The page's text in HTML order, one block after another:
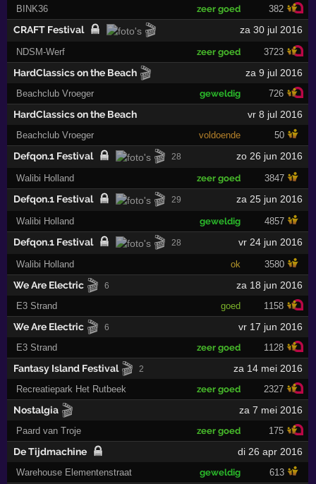
BINK36 zeer goed 382
CRAFT Festival 🎬 za 30 jul 2016
NDSM-Werf zeer goed 3723
HardClassics on the Beach 🎬 za 9 jul 2016
Beachclub Vroeger geweldig 726
HardClassics on the Beach vr 8 jul 2016
Beachclub Vroeger voldoende 50
Defqon.1 Festival 🎬 28 zo 26 jun 2016
Walibi Holland zeer goed 3847
Defqon.1 Festival 🎬 29 za 25 jun 2016
Walibi Holland geweldig 4857
Defqon.1 Festival 🎬 28 vr 24 jun 2016
Walibi Holland ok 3580
We Are Electric 🎬 6 za 18 jun 2016
E3 Strand goed 1158
We Are Electric 🎬 6 vr 17 jun 2016
E3 Strand zeer goed 1128
Fantasy Island Festival 🎬 2 za 14 mei 2016
Recreatiepark Het Rutbeek zeer goed 2327
Nostalgia 🎬 za 7 mei 2016
Paard van Troje zeer goed 175
De Tijdmachine di 26 apr 2016
Warehouse Elementenstraat geweldig 613